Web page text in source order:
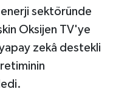
enerji sektöründe
Oksijen TV'ye
zekâ destekli